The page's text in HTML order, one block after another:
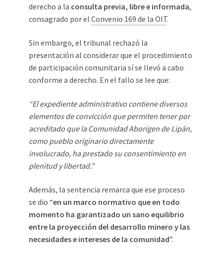
derecho a la consulta previa, libre e informada,
consagrado por el Convenio 169 de la OIT.
Sin embargo, el tribunal rechazó la
presentación al considerar que el procedimiento
de participación comunitaria sí se llevó a cabo
conforme a derecho. En el fallo se lee que:
“El expediente administrativo contiene diversos
elementos de convicción que permiten tener por
acreditado que la Comunidad Aborigen de Lipán,
como pueblo originario directamente
involucrado, ha prestado su consentimiento en
plenitud y libertad.”
Además, la sentencia remarca que ese proceso
se dio “en un marco normativo que en todo
momento ha garantizado un sano equilibrio
entre la proyección del desarrollo minero y las
necesidades e intereses de la comunidad”.